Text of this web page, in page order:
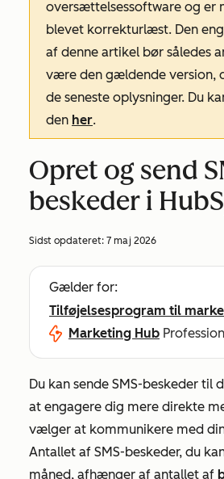
oversættelsessoftware og er
blevet korrekturlæst. Den
af denne artikel bør således
være den gældende version,
de seneste oplysninger. Du
den her.
Opret og send
beskeder i
Sidst opdateret: 7 maj 2026
Gælder for:
Tilføjelsesprogram til
Marketing Hub
Du kan sende SMS-beskeder til
at engagere dig mere direkte
vælger at kommunikere med
Antallet af SMS-beskeder, du
måned, afhænger af antallet af